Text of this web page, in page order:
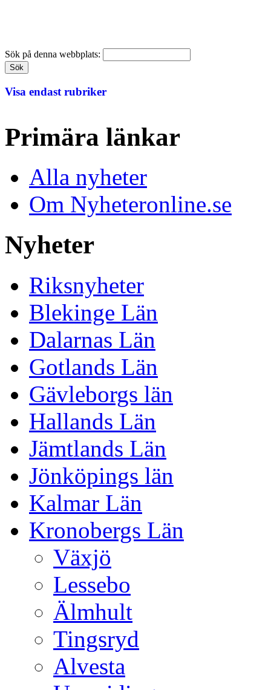
Sök på denna webbplats:
Visa endast rubriker
Primära länkar
Alla nyheter
Om Nyheteronline.se
Nyheter
Riksnyheter
Blekinge Län
Dalarnas Län
Gotlands Län
Gävleborgs län
Hallands Län
Jämtlands Län
Jönköpings län
Kalmar Län
Kronobergs Län
Växjö
Lessebo
Älmhult
Tingsryd
Alvesta